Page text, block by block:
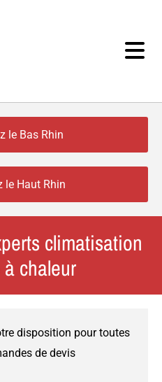
le Bas Rhin
le Haut Rhin
climatisation
chaleur
disposition pour toutes
de devis